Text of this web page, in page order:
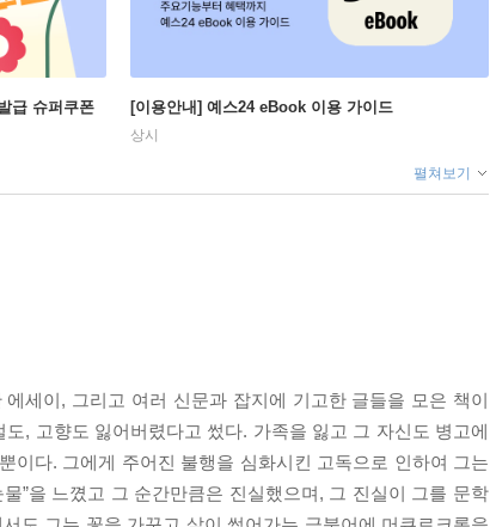
급 슈퍼쿠폰 [이용안내] 예스24 eBook 이용 가이드
상시
펼쳐보기
세이, 그리고 여러 신문과 잡지에 기고한 글들을 모은 책이
, 고향도 잃어버렸다고 썼다. 가족을 잃고 그 자신도 병고에
이다. 그에게 주어진 불행을 심화시킨 고독으로 인하여 그는
”을 느꼈고 그 순간만큼은 진실했으며, 그 진실이 그를 문학